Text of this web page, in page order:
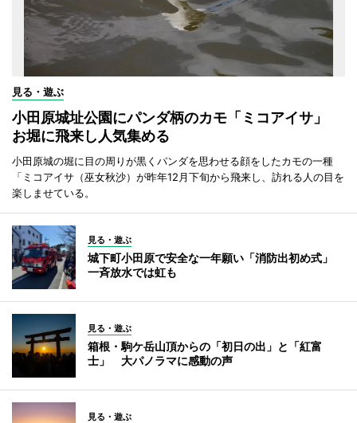
見る・遊ぶ
小田原城址公園にパンダ柄のカモ「ミコアイサ」
お堀に飛来し人気集める
小田原城の堀に目の周りが黒くパンダを思わせる顔をしたカモの一種
「ミコアイサ（巫女秋沙）が昨年12月下旬から飛来し、訪れる人の目を
楽しませている。
見る・遊ぶ
城下町小田原で安全な一年願い「消防出初め式」
一斉放水では虹も
見る・遊ぶ
箱根・駒ケ岳山頂からの「初日の出」と「紅富
士」 大パノラマに感動の声
見る・遊ぶ